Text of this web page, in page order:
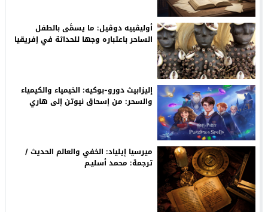
أوليڤييه دوڤيل: ما يسمَّى بالطفل
الساحر باعتباره وجها للحداثة في إفريقيا
إليزابيث دورو-بوكيه: الخيمياء والكيمياء
والسحر: من إسحاق نيوتن إلى هاري
ميرسيا إيلياد: الخفي والعالم الحديث /
ترجمة: محمد أسليـم